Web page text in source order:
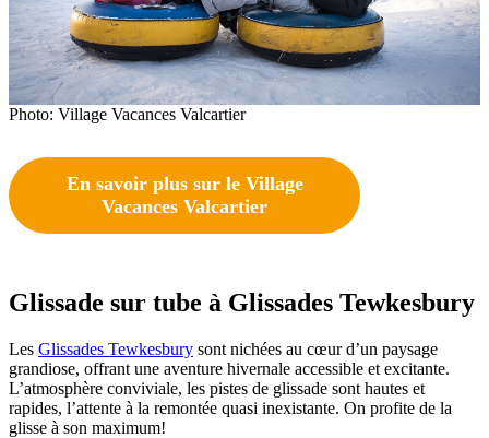
Photo: Village Vacances Valcartier
En savoir plus sur le Village
Vacances Valcartier
Glissade sur tube à Glissades Tewkesbury
Les Glissades Tewkesbury sont nichées au cœur d’un paysage
grandiose, offrant une aventure hivernale accessible et excitante.
L’atmosphère conviviale, les pistes de glissade sont hautes et
rapides, l’attente à la remontée quasi inexistante. On profite de la
glisse à son maximum!